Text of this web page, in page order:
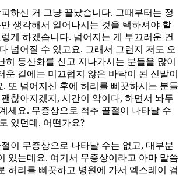
하신 거 그냥 끝났습니다. 그때부터는 정
생각해서 일어나시는 것을 택하셔야 할
게 하겠습니다. 넘어지는 게 부끄러운 건
넘어질 수 있고요. 그래서 그런지 저도 오
히 등산화를 신고 지나가시는 분들을 많이
운 길에는 미끄럽지 않은 바닥이 된 신발이
또 넘어지신 후에 허리를 삐끗하시는 분들
찮아지겠지, 시간이 약이다, 하면서 놔두
세요. 무증상으로 척추 골절이 나타날 수
있던데. 어떤가요?
이 무증상으로 나타날 수는 없고, 대부분
있는데요. 여기서 무증상이라고 아마 말씀
허리를 삐끗하고 병원에 가서 엑스레이 검